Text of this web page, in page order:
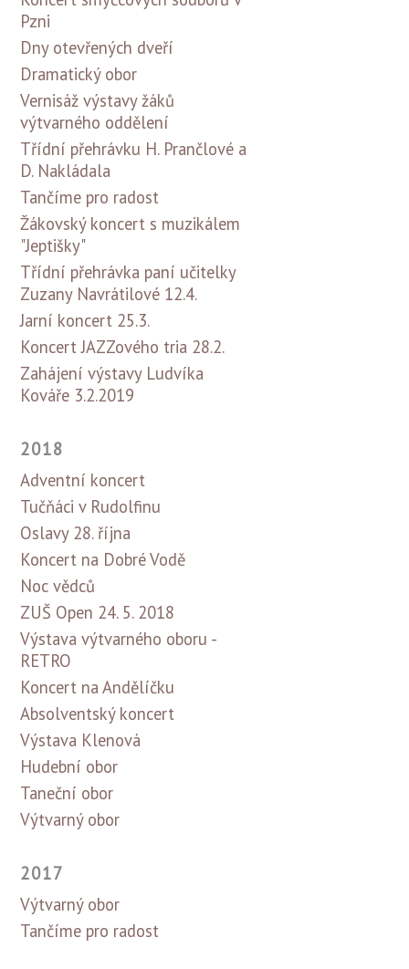
Pzni
Dny otevřených dveří
Dramatický obor
Vernisáž výstavy žáků
výtvarného oddělení
Třídní přehrávku H. Prančlové a
D. Nakládala
Tančíme pro radost
Žákovský koncert s muzikálem
"Jeptišky"
Třídní přehrávka paní učitelky
Zuzany Navrátilové 12.4.
Jarní koncert 25.3.
Koncert JAZZového tria 28.2.
Zahájení výstavy Ludvíka
Kováře 3.2.2019
2018
Adventní koncert
Tučňáci v Rudolfinu
Oslavy 28. října
Koncert na Dobré Vodě
Noc vědců
ZUŠ Open 24. 5. 2018
Výstava výtvarného oboru -
RETRO
Koncert na Andělíčku
Absolventský koncert
Výstava Klenová
Hudební obor
Taneční obor
Výtvarný obor
2017
Výtvarný obor
Tančíme pro radost